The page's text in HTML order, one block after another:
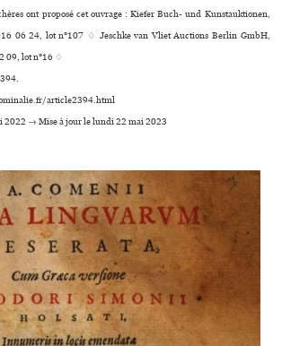
ont proposé cet ouvrage : Kiefer Buch- und Kunstauktionen,
06 24, lot n°107 ♢ Jeschke van Vliet Auctions Berlin GmbH,
09, lot n°16 ♢
article2394.html
2022 → Mise à jour le lundi 22 mai 2023